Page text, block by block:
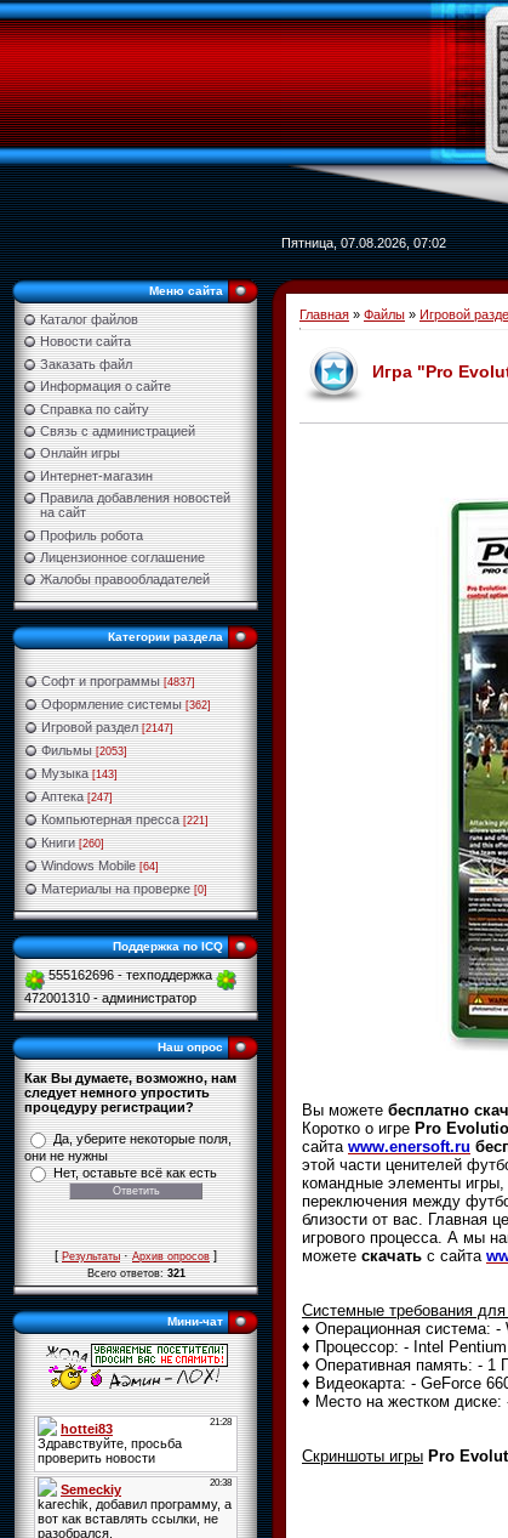
Пятница, 07.08.2026, 07:02
Меню сайта
Каталог файлов
Новости сайта
Заказать файл
Информация о сайте
Справка по сайту
Связь с администрацией
Онлайн игры
Интернет-магазин
Правила добавления новостей
на сайт
Профиль робота
Лицензионное соглашение
Жалобы правообладателей
Категории раздела
Софт и программы [4837]
Оформление системы [362]
Игровой раздел [2147]
Фильмы [2053]
Музыка [143]
Аптека [247]
Компьютерная пресса [221]
Книги [260]
Windows Mobile [64]
Материалы на проверке [0]
Поддержка по ICQ
555162696 - техподдержка
472001310 - администратор
Наш опрос
Как Вы думаете, возможно, нам
следует немного упростить
процедуру регистрации?
Да, уберите некоторые поля,
они не нужны
Нет, оставьте всё как есть
[Результаты·Архив опросов]
Всего ответов:321
Мини-чат
Главная » Файлы » Игровой
Игра "Pro
Вы можете бесплатно
Коротко о игре Pro
сайта www.enersoft.ru
этой части ценителей
командные элементы игры,
переключения между
близости от вас. Главная
игрового процесса. А мы
можете скачать с сайта
Системные требования
♦ Операционная система:
♦ Процессор: - Intel
♦ Оперативная память: - 1
♦ Видеокарта: - GeForce
♦ Место на жестком диске:
Скриншоты игры Pro